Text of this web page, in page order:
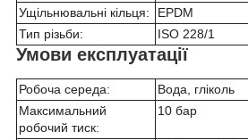
Ущільнювальні кільця:
EPDM
Тип різьби:
ISO 228/1
Умови експлуатації
Робоча середа:
Вода, гліколь
Максимальний
робочий тиск:
10 бар